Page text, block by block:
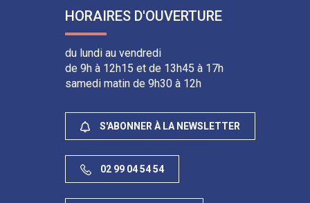
HORAIRES D'OUVERTURE
du lundi au vendredi
de 9h à 12h15 et de 13h45 à 17h
samedi matin de 9h30 à 12h
S'ABONNER À LA NEWSLETTER
02 99 04 54 54